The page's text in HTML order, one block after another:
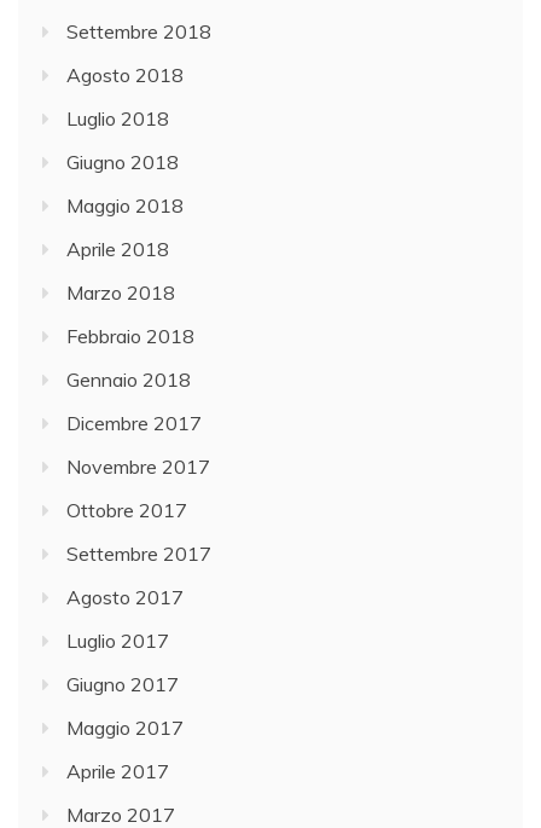
Settembre 2018
Agosto 2018
Luglio 2018
Giugno 2018
Maggio 2018
Aprile 2018
Marzo 2018
Febbraio 2018
Gennaio 2018
Dicembre 2017
Novembre 2017
Ottobre 2017
Settembre 2017
Agosto 2017
Luglio 2017
Giugno 2017
Maggio 2017
Aprile 2017
Marzo 2017